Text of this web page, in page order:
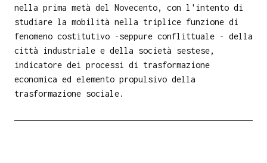
nella prima metà del Novecento, con l'intento di
studiare la mobilità nella triplice funzione di
fenomeno costitutivo -seppure conflittuale - della
città industriale e della società sestese,
indicatore dei processi di trasformazione
economica ed elemento propulsivo della
trasformazione sociale.